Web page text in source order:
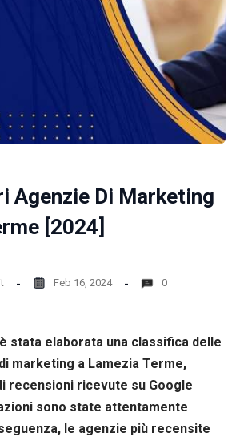
Agenzie Di Marketing
[2024]
Feb 16, 2024 0
stata elaborata una classifica delle
marketing a Lamezia Terme,
recensioni ricevute su Google
sono state attentamente
le agenzie più recensite